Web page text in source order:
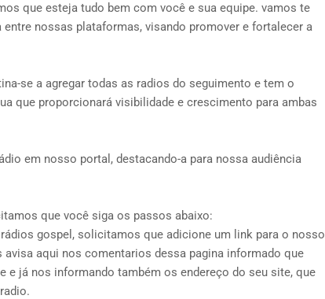
que esteja tudo bem com você e sua equipe. vamos te
nossas plataformas, visando promover e fortalecer a
se a agregar todas as radios do seguimento e tem o
que proporcionará visibilidade e crescimento para ambas
em nosso portal, destacando-a para nossa audiência
que você siga os passos abaixo:
gospel, solicitamos que adicione um link para o nosso
aqui nos comentarios dessa pagina informado que
e já nos informando também os endereço do seu site, que